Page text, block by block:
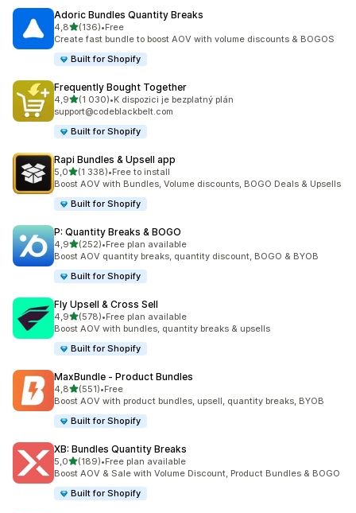
Adoric Bundles Quantity Breaks
4,8z 5 hvězd
(136)
Celkový počet recenzí: 136
•Free
Create fast bundle to boost AOV with volume discounts & BOGOS
Built for Shopify
Frequently Bought Together
4,9z 5 hvězd
(1 030)
Celkový počet recenzí: 1030
•K dispozici je bezplatný plán
support@codeblackbelt.com
Built for Shopify
Rapi Bundles & Upsell app
5,0z 5 hvězd
(1 338)
Celkový počet recenzí: 1338
•Free to install
Boost AOV with Bundles, Volume discounts, BOGO Deals & Upsells
Built for Shopify
P: Quantity Breaks & BOGO
4,9z 5 hvězd
(252)
Celkový počet recenzí: 252
•Free plan available
Boost AOV quantity breaks, quantity discount, BOGO & BYOB
Built for Shopify
Fly Upsell & Cross Sell
4,9z 5 hvězd
(578)
Celkový počet recenzí: 578
•Free plan available
Boost AOV with bundles, quantity breaks & upsells
Built for Shopify
MaxBundle ‑ Product Bundles
4,8z 5 hvězd
(551)
Celkový počet recenzí: 551
•Free
Boost AOV with product bundles, upsell, quantity breaks, BYOB
Built for Shopify
XB: Bundles Quantity Breaks
5,0z 5 hvězd
(189)
Celkový počet recenzí: 189
•Free plan available
Boost AOV & Sale with Volume Discount, Product Bundles & BOGO
Built for Shopify